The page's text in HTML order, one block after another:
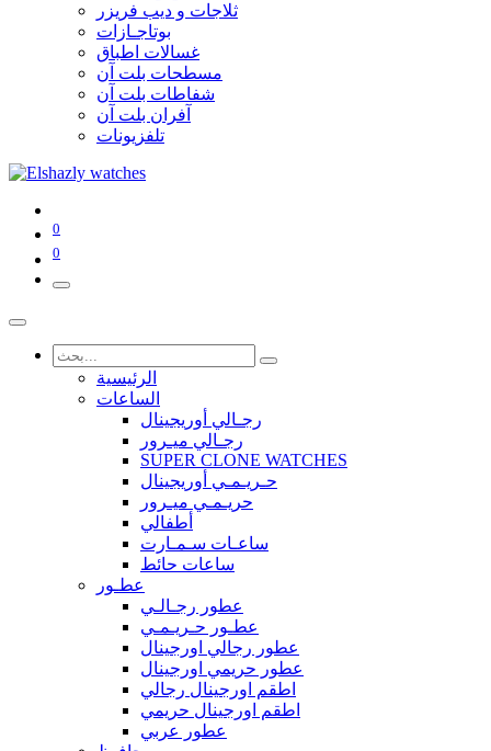
ثلاجات و ديب فريزر
بوتاجـازات
غسالات اطباق
مسطحات بلت آن
شفاطات بلت آن
آفران بلت آن
تلفزيونات
0
0
الرئيسية
الساعات
رجـالي أوريجينال
رجـالي ميـرور
SUPER CLONE WATCHES
حـريـمـي أوريجينال
حريـمـي ميـرور
أطفالي
ساعـات سـمـارت
ساعات حائط
عطـور
عطور رجـالـي
عطـور حـريـمـي
عطور رجالي اورجينال
عطور حريمي اورجينال
اطقم اورجينال رجالي
اطقم اورجينال حريمي
عطور عربي